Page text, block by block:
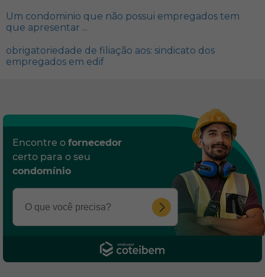
Um condominio que não possui empregados tem
que apresentar ...
obrigatoriedade de filiação aos: sindicato dos
empregados em edif
Encontre o fornecedor
certo para o seu
condomínio